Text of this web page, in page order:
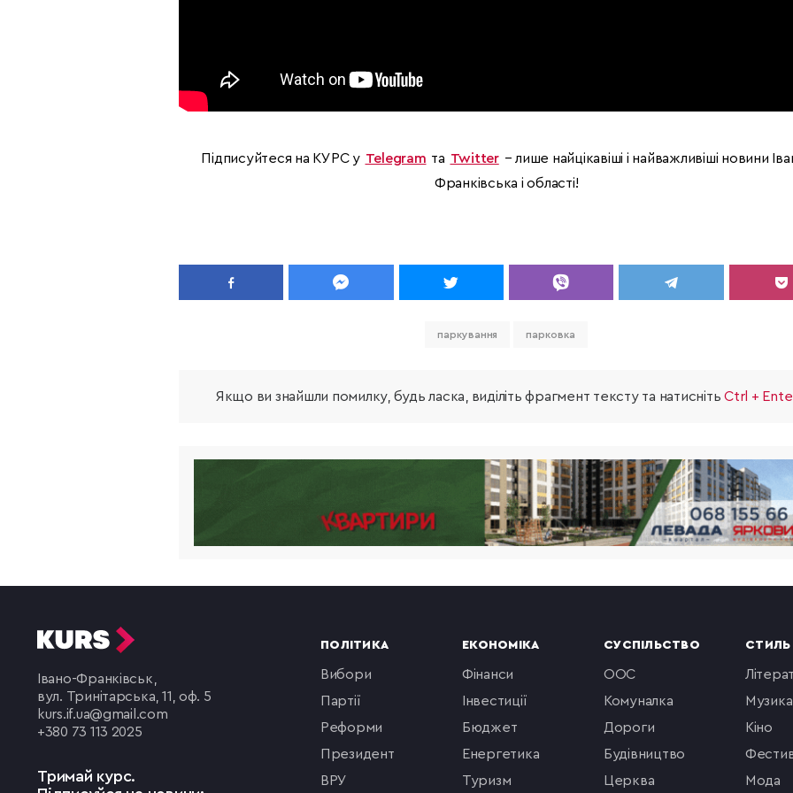
Підписуйтеся на КУРС у Telegram та Twitter – лише найцікавіші і найважливіші новини
Франківська і області!
паркування парковка
Якщо ви знайшли помилку, будь ласка, виділіть фрагмент тексту та натиснітьCtrl +
Івано-Франківськ,
вул. Тринітарська, 11, оф. 5
kurs.if.ua@gmail.com
+380 73 113 2025
Тримай курс.
ПОЛІТИКА
вибори
партії
реформи
президент
ВРУ
ЕКОНОМІКА
фінанси
інвестиції
бюджет
енергетика
туризм
СУСПІЛЬСТВО
ООС
комуналка
Дороги
будівництво
церква
музика
кіно
мода